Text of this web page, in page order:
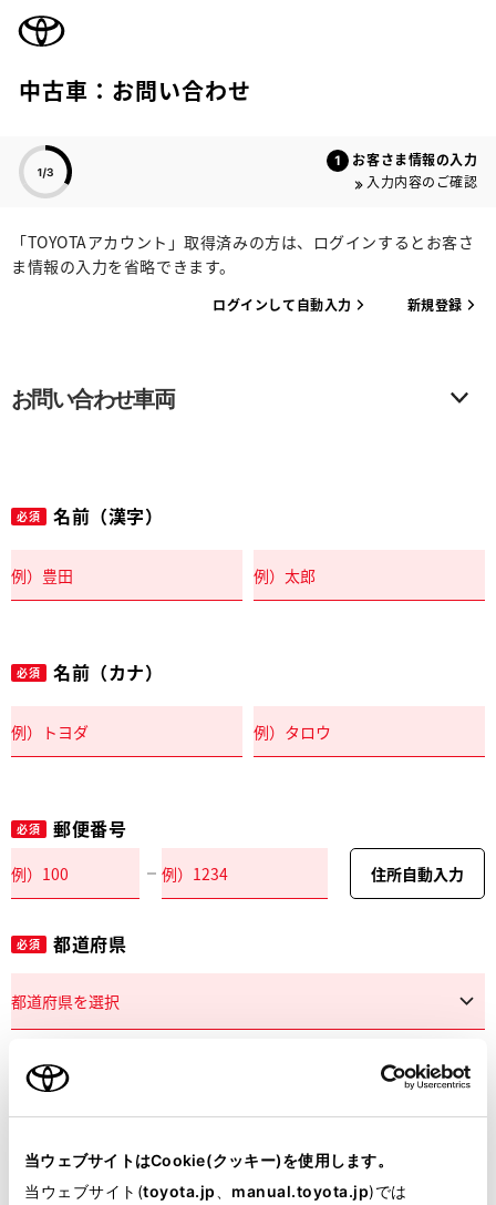
当ウェブサイトはCookie(クッキー)を使用します。
当ウェブサイト(toyota.jp manual.toyota.jp)では
中古車：お問い合わせ
お客さま情報の入力
入力内容のご確認
「TOYOTAアカウント」取得済みの方は、ログインするとお客さ
ま情報の入力を省略できます。
ログインして自動入力 新規登録
お問い合わせ車両
必須 名前（漢字）
必須 名前（カナ）
必須 郵便番号
住所自動入力
必須 都道府県
市区町村名